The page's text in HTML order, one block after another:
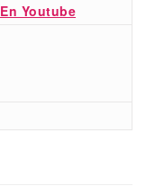
En Youtube